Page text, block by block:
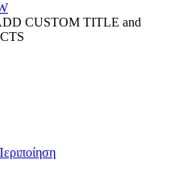
CUSTOM TITLE and